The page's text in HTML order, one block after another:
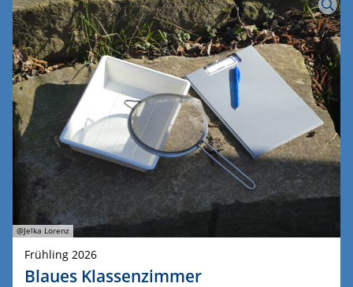
@Jelka Lorenz
Frühling 2026
Blaues Klassenzimmer